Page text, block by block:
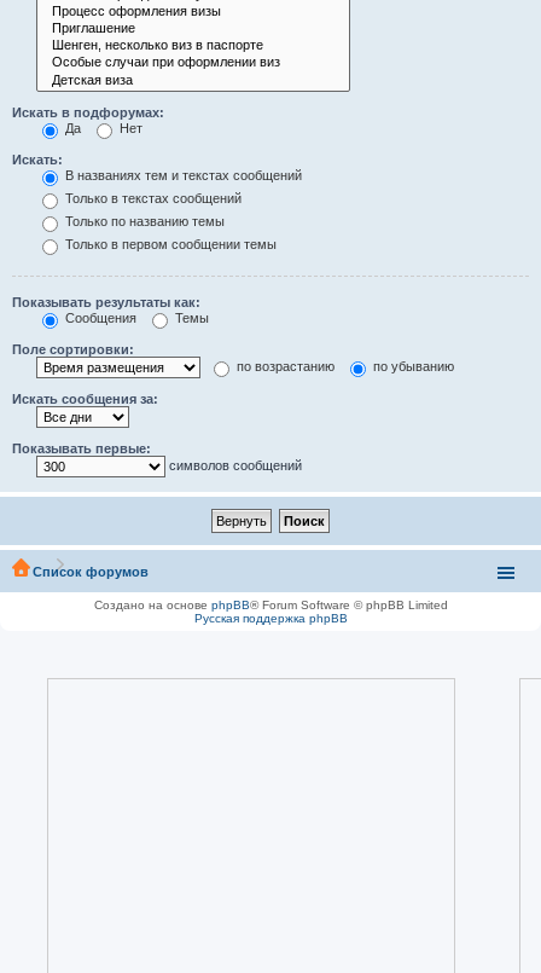
Искать в подфорумах:
Да
Нет
Искать:
В названиях тем и текстах сообщений
Только в текстах сообщений
Только по названию темы
Только в первом сообщении темы
Показывать результаты как:
Сообщения
Темы
Поле сортировки:
по возрастанию
по убыванию
Искать сообщения за:
Показывать первые:
символов сообщений
Список форумов
Создано на основе phpBB® Forum Software © phpBB Limited
Русская поддержка phpBB